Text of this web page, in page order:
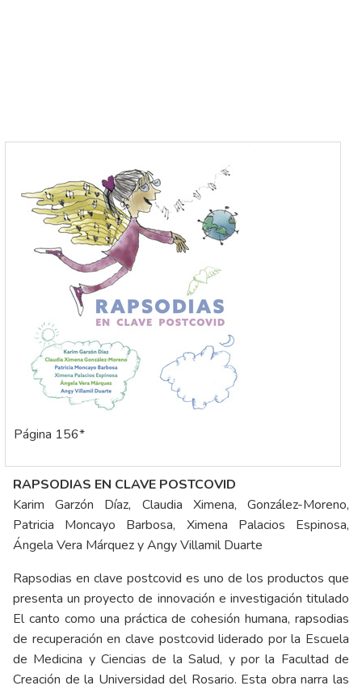
Página 156*
RAPSODIAS EN CLAVE POSTCOVID
Karim Garzón Díaz, Claudia Ximena, González-Moreno,
Patricia Moncayo Barbosa, Ximena Palacios Espinosa,
Ángela Vera Márquez y Angy Villamil Duarte
Rapsodias en clave postcovid es uno de los productos que
presenta un proyecto de innovación e investigación titulado
El canto como una práctica de cohesión humana, rapsodias
de recuperación en clave postcovid liderado por la Escuela
de Medicina y Ciencias de la Salud, y por la Facultad de
Creación de la Universidad del Rosario. Esta obra narra las